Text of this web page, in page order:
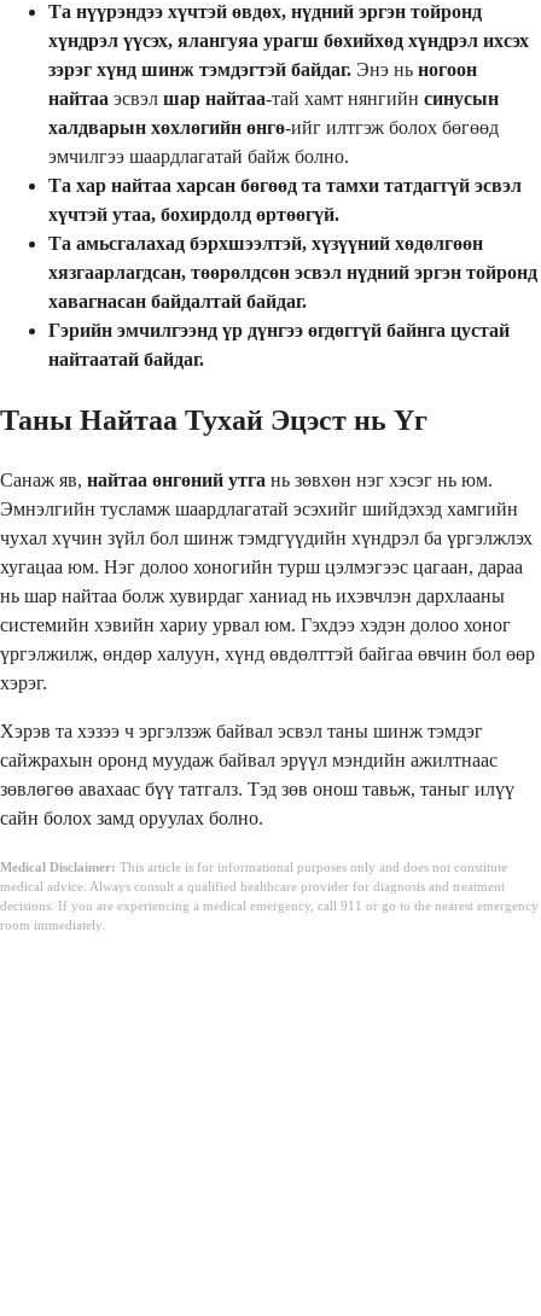
Та нүүрэндээ хүчтэй өвдөх, нүдний эргэн тойронд
хүндрэл үүсэх, ялангуяа урагш бөхийхөд хүндрэл ихсэх
зэрэг хүнд шинж тэмдэгтэй байдаг. Энэ нь ногоон
найтаа эсвэл шар найтаа-тай хамт нянгийн синусын
халдварын хөхлөгийн өнгө-ийг илтгэж болох бөгөөд
эмчилгээ шаардлагатай байж болно.
Та хар найтаа харсан бөгөөд та тамхи татдаггүй эсвэл
хүчтэй утаа, бохирдолд өртөөгүй.
Та амьсгалахад бэрхшээлтэй, хүзүүний хөдөлгөөн
хязгаарлагдсан, төөрөлдсөн эсвэл нүдний эргэн тойронд
хавагнасан байдалтай байдаг.
Гэрийн эмчилгээнд үр дүнгээ өгдөггүй байнга цустай
найтаатай байдаг.
Таны Найтаа Тухай Эцэст нь Үг
Санаж яв, найтаа өнгөний утга нь зөвхөн нэг хэсэг нь юм.
Эмнэлгийн тусламж шаардлагатай эсэхийг шийдэхэд хамгийн
чухал хүчин зүйл бол шинж тэмдгүүдийн хүндрэл ба үргэлжлэх
хугацаа юм. Нэг долоо хоногийн турш цэлмэгээс цагаан, дараа
нь шар найтаа болж хувирдаг ханиад нь ихэвчлэн дархлааны
системийн хэвийн хариу урвал юм. Гэхдээ хэдэн долоо хоног
үргэлжилж, өндөр халуун, хүнд өвдөлттэй байгаа өвчин бол өөр
хэрэг.
Хэрэв та хэзээ ч эргэлзэж байвал эсвэл таны шинж тэмдэг
сайжрахын оронд муудаж байвал эрүүл мэндийн ажилтнаас
зөвлөгөө авахаас бүү татгалз. Тэд зөв онош тавьж, таныг илүү
сайн болох замд оруулах болно.
Medical Disclaimer: This article is for informational purposes only and does not constitute
medical advice. Always consult a qualified healthcare provider for diagnosis and treatment
decisions. If you are experiencing a medical emergency, call 911 or go to the nearest emergency
room immediately.